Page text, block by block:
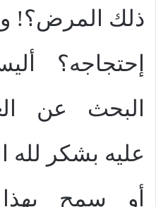
ذلك المرض؟!
إحتجاجه؟
البحث عن
عليه بشكر لله
أو سمح